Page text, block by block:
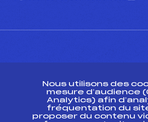
Ressources
Nous utilisons des
mesure d’audience
Analytics) afin
fréquentation du
proposer du contenu